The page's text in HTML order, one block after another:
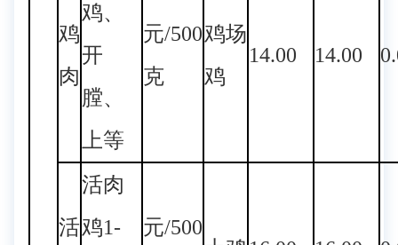
鸡
肉
鸡、
开
膛、
上等
元/500
克
鸡场
鸡
14.00 14.00
活
活肉
鸡1-
元/500